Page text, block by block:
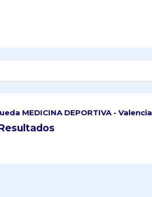
MEDICINA DEPORTIVA - Valencia